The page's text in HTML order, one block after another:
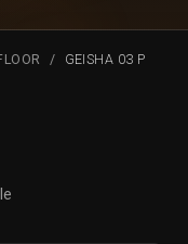
GEISHA 03 P